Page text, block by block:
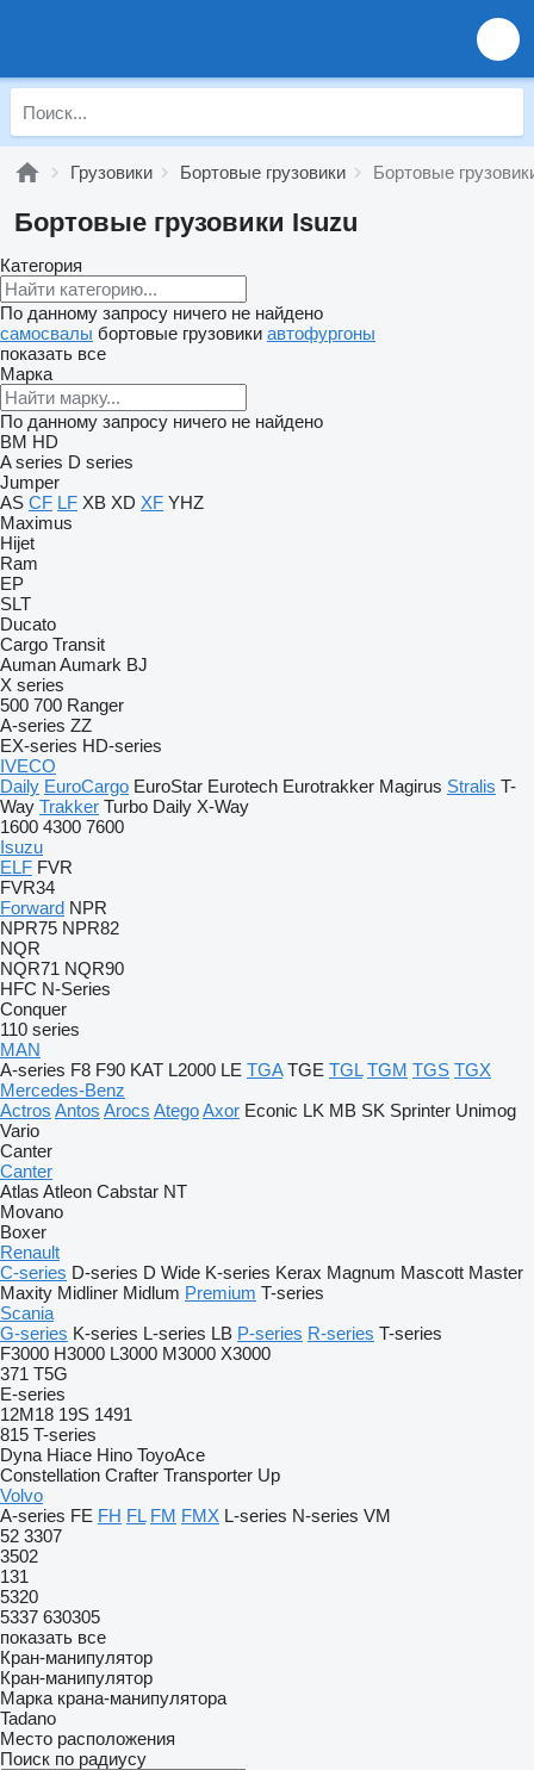
Грузовики Бортовые грузовики Бортовые
Бортовые грузовики Isuzu
Категория
По данному запросу ничего не найдено
самосвалы бортовые грузовики автофургоны
показать все
Марка
По данному запросу ничего не найдено
BM HD
A series D series
Jumper
AS CF LF XB XD XF YHZ
Maximus
Hijet
Ram
EP
SLT
Ducato
Cargo Transit
AumanAumark BJ
X series
500 700 Ranger
A-series ZZ
EX-series HD-series
IVECO
Daily EuroCargo EuroStar Eurotech Eurotrakker Magirus Stralis T-
Way Trakker Turbo Daily X-Way
1600 4300 7600
Isuzu
ELF FVR
FVR34
Forward NPR
NPR75 NPR82
NQR
NQR71 NQR90
HFC N-Series
Conquer
110 series
MAN
A-series F8 F90 KAT L2000 LE TGA TGE TGL TGM TGS TGX
Mercedes-Benz
Actros Antos Arocs AtegoAxor Econic LK MB SK Sprinter Unimog
Vario
Canter
Canter
Atlas Atleon Cabstar NT
Movano
Boxer
Renault
C-series D-series D Wide K-series Kerax Magnum Mascott Master
Maxity Midliner Midlum Premium T-series
Scania
G-series K-series L-series LB P-series R-series T-series
F3000 H3000 L3000 M3000 X3000
371 T5G
E-series
12M18 19S 1491
815 T-series
Dyna Hiace Hino ToyoAce
Constellation Crafter Transporter Up
Volvo
A-series FE FH FL FM FMX L-series N-series VM
52 3307
3502
131
5320
5337 630305
показать все
Кран-манипулятор
Кран-манипулятор
Марка крана-манипулятора
Tadano
Место расположения
Поиск по радиусу